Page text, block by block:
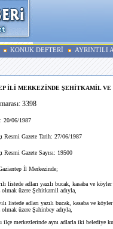
KONUK DEFTERİ AYRINTILI
İLİ MERKEZİNDE ŞEHİTKAMİL
3398
06/1987
Resmi Gazete Tarih: 27/06/1987
Resmi Gazete Sayısı: 19500
İl Merkezinde;
listede adları yazılı bucak, kasaba ve
üzere Şehitkamil adıyla,
listede adları yazılı bucak, kasaba ve
üzere Şahinbey adıyla,
merkezlerinde aynı adlarla iki belediye